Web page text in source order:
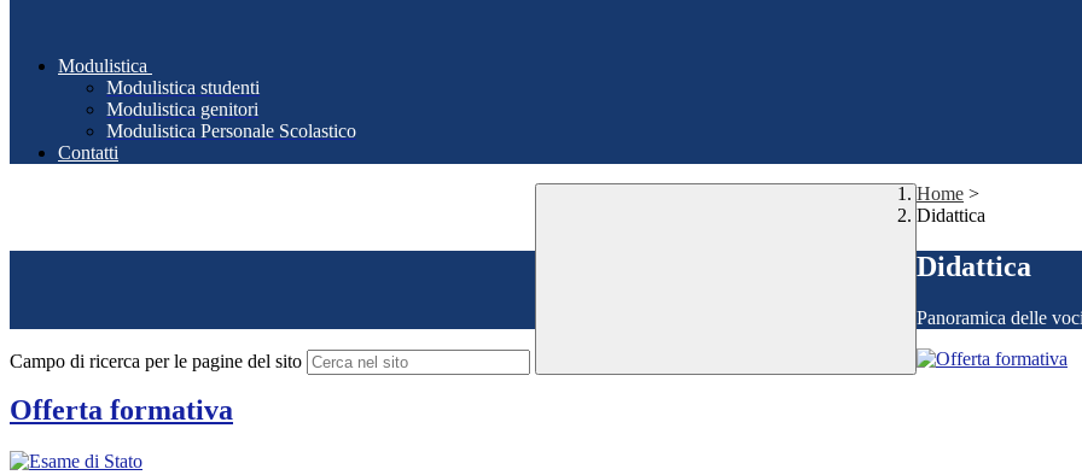
Modulistica
Modulistica studenti
Modulistica genitori
Modulistica Personale Scolastico
Contatti
Campo di ricerca per le pagine del sito
Home >
Didattica
Didattica
Panoramica delle
Offerta formativa